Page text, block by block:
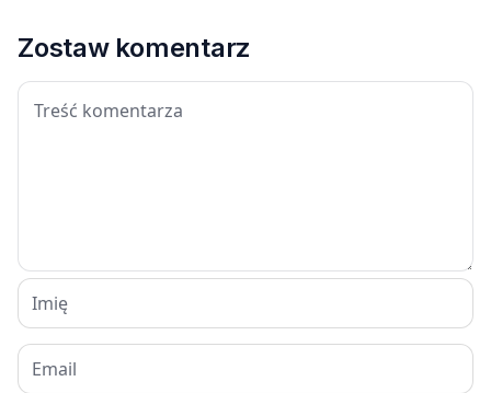
Zostaw komentarz